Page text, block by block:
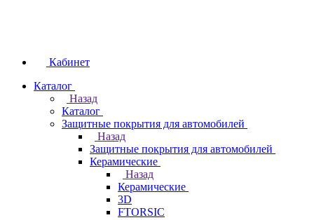
Кабинет
Каталог
Назад
Каталог
Защитные покрытия для автомобилей
Назад
Защитные покрытия для автомобилей
Керамические
Назад
Керамические
3D
FTORSIC